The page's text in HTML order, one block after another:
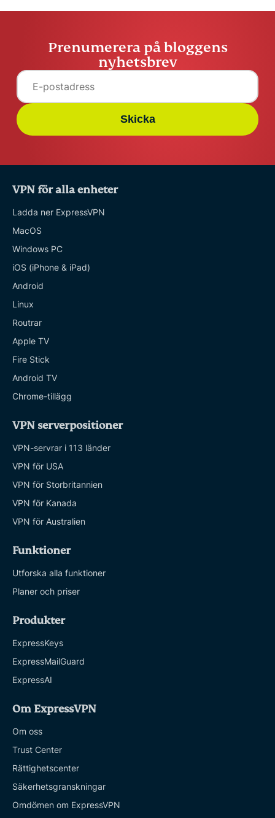
Prenumerera på bloggens
nyhetsbrev
Skicka
VPN för alla enheter
Ladda ner ExpressVPN
MacOS
Windows PC
iOS (iPhone & iPad)
Android
Linux
Routrar
Apple TV
Fire Stick
Android TV
Chrome-tillägg
VPN serverpositioner
VPN-servrar i 113 länder
VPN för USA
VPN för Storbritannien
VPN för Kanada
VPN för Australien
Funktioner
Utforska alla funktioner
Planer och priser
Produkter
ExpressKeys
ExpressMailGuard
ExpressAI
Om ExpressVPN
Om oss
Trust Center
Rättighetscenter
Säkerhetsgranskningar
Omdömen om ExpressVPN